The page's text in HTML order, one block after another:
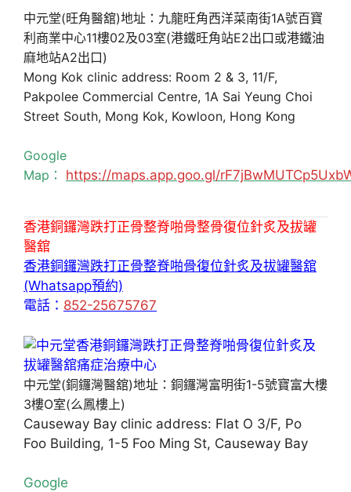
中元堂(旺角醫舘)地址：九龍旺角西洋菜南街1A號百寶
利商業中心11樓02及03室(港鐵旺角站E2出口或港鐵油
麻地站A2出口)
Mong Kok clinic address: Room 2 & 3, 11/F,
Pakpolee Commercial Centre, 1A Sai Yeung Choi
Street South, Mong Kok, Kowloon, Hong Kong
Google
Map： https://maps.app.goo.gl/
香港銅鑼灣跌打正骨整脊啪骨整骨復位針炙及拔罐
醫舘
香港銅鑼灣跌打正骨整脊啪骨復位針炙及拔罐醫舘
(Whatsapp預約)
電話： 852-25675767
中元堂(銅鑼灣醫舘)地址：銅鑼灣富明街1-5號寶富大樓
3樓O室(么鳳樓上)
Causeway Bay clinic address: Flat O 3/F, Po
Foo Building, 1-5 Foo Ming St, Causeway Bay
Google